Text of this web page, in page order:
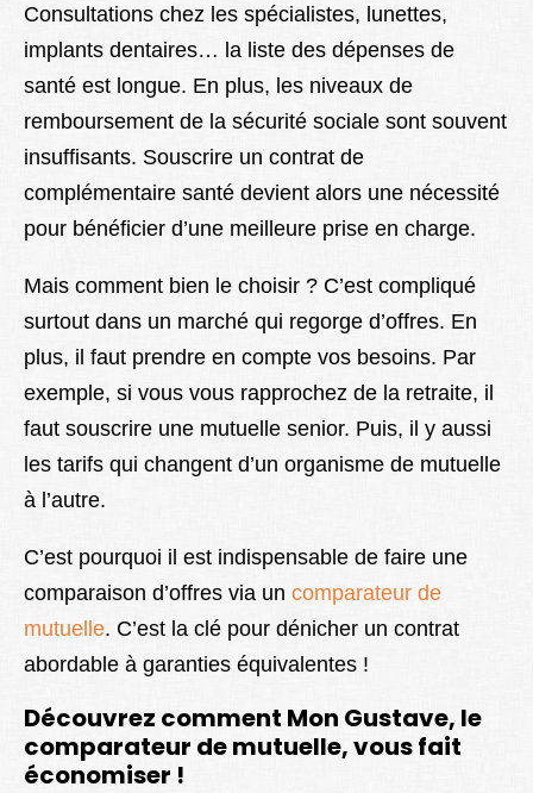
Consultations chez les spécialistes, lunettes,
implants dentaires… la liste des dépenses de
santé est longue. En plus, les niveaux de
remboursement de la sécurité sociale sont souvent
insuffisants. Souscrire un contrat de
complémentaire santé devient alors une nécessité
pour bénéficier d’une meilleure prise en charge.
Mais comment bien le choisir ? C’est compliqué
surtout dans un marché qui regorge d’offres. En
plus, il faut prendre en compte vos besoins. Par
exemple, si vous vous rapprochez de la retraite, il
faut souscrire une mutuelle senior. Puis, il y aussi
les tarifs qui changent d’un organisme de mutuelle
à l’autre.
C’est pourquoi il est indispensable de faire une
comparaison d’offres via un comparateur de
mutuelle. C’est la clé pour dénicher un contrat
abordable à garanties équivalentes !
Découvrez comment Mon Gustave, le
comparateur de mutuelle, vous fait
économiser !